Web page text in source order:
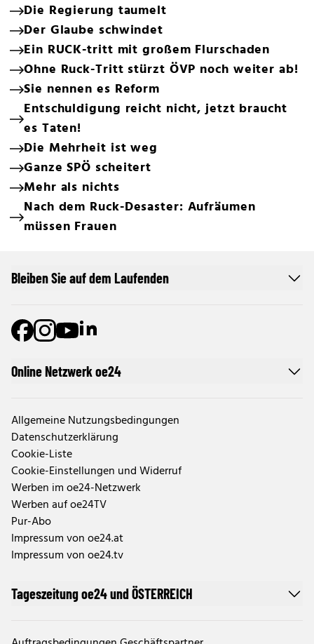
Die Regierung taumelt
Der Glaube schwindet
Ein RUCK-tritt mit großem Flurschaden
Ohne Ruck-Tritt stürzt ÖVP noch weiter ab!
Sie nennen es Reform
Entschuldigung reicht nicht, jetzt braucht
es Taten!
Die Mehrheit ist weg
Ganze SPÖ scheitert
Mehr als nichts
Nach dem Ruck-Desaster: Aufräumen
müssen Frauen
Online Netzwerk oe24
Allgemeine Nutzungsbedingungen
Datenschutzerklärung
Cookie-Liste
Cookie-Einstellungen und Widerruf
Werben im oe24-Netzwerk
Werben auf oe24TV
Pur-Abo
Impressum von oe24.at
Impressum von oe24.tv
Tageszeitung oe24 und ÖSTERREICH
Bleiben Sie auf dem Laufenden